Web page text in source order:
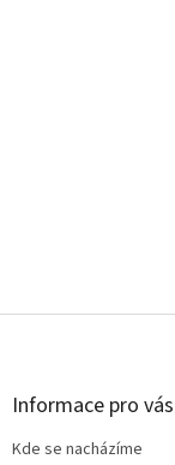
Z
Informace pro vás
Kde se nacházíme